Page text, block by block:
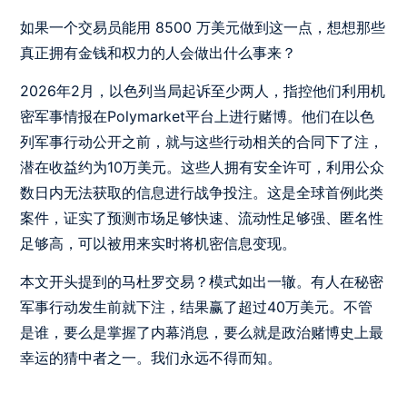
如果一个交易员能用 8500 万美元做到这一点，想想那些
真正拥有金钱和权力的人会做出什么事来？
2026年2月，以色列当局起诉至少两人，指控他们利用机
密军事情报在Polymarket平台上进行赌博。他们在以色
列军事行动公开之前，就与这些行动相关的合同下了注，
潜在收益约为10万美元。这些人拥有安全许可，利用公众
数日内无法获取的信息进行战争投注。这是全球首例此类
案件，证实了预测市场足够快速、流动性足够强、匿名性
足够高，可以被用来实时将机密信息变现。
本文开头提到的马杜罗交易？模式如出一辙。有人在秘密
军事行动发生前就下注，结果赢了超过40万美元。不管
是谁，要么是掌握了内幕消息，要么就是政治赌博史上最
幸运的猜中者之一。我们永远不得而知。